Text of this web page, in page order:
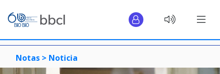
Notas > Noticia